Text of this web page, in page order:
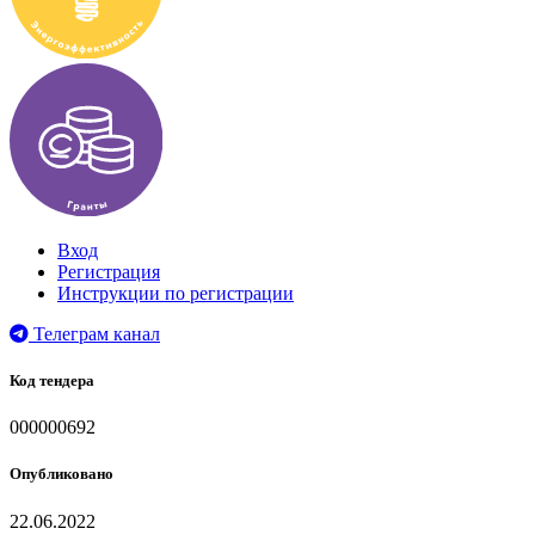
Вход
Регистрация
Инструкции по регистрации
Телеграм канал
Код тендера
000000692
Опубликовано
22.06.2022